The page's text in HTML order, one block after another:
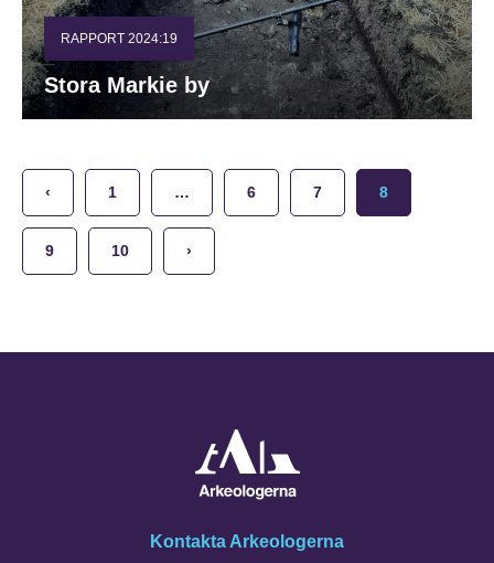
RAPPORT 2024:19
Stora Markie by
‹ 1 … 6 7 8
9 10 ›
Kontakta Arkeologerna